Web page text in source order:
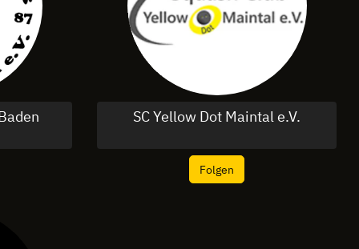
SC Yellow Dot Maintal e.V.
Folgen